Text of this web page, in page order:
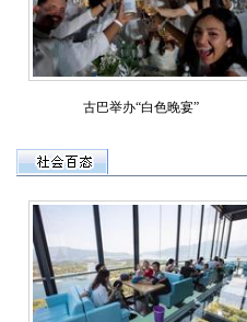
古巴举办“白色晚宴”